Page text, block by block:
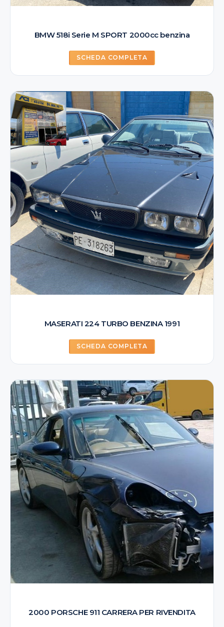
BMW 518i Serie M SPORT 2000cc benzina
SCHEDA COMPLETA
MASERATI 224 TURBO BENZINA 1991
SCHEDA COMPLETA
2000 PORSCHE 911 CARRERA PER RIVENDITA